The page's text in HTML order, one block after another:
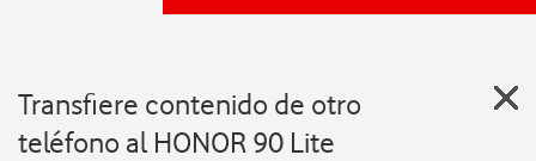
Transfiere contenido de otro
teléfono al HONOR 90 Lite